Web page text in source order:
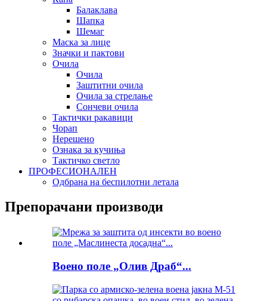
Балаклава
Шапка
Шемаг
Маска за лице
Значки и пактови
Очила
Очила
Заштитни очила
Очила за стрелање
Сончеви очила
Тактички ракавици
Чорап
Нерешено
Ознака за кучиња
Тактичко светло
ПРОФЕСИОНАЛЕН
Одбрана на беспилотни летала
Препорачани производи
Воено поле „Олив Драб“...